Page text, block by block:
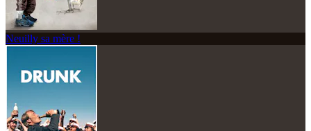
Neuilly sa mère !